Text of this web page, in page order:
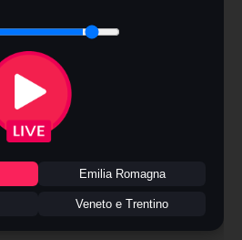
Emilia Romagna
Veneto e Trentino